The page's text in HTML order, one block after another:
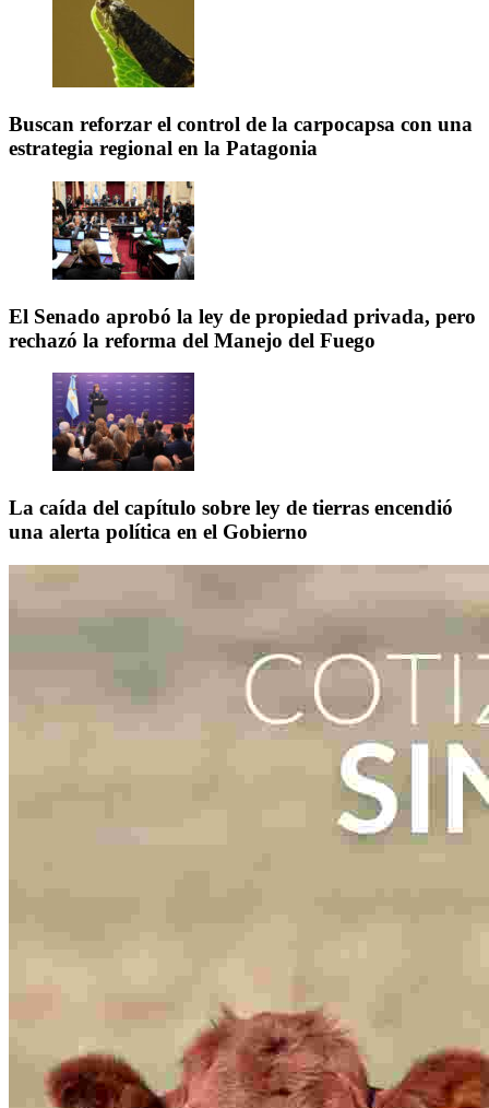
Buscan reforzar el control de la carpocapsa con una
estrategia regional en la Patagonia
El Senado aprobó la ley de propiedad privada, pero
rechazó la reforma del Manejo del Fuego
La caída del capítulo sobre ley de tierras encendió
una alerta política en el Gobierno